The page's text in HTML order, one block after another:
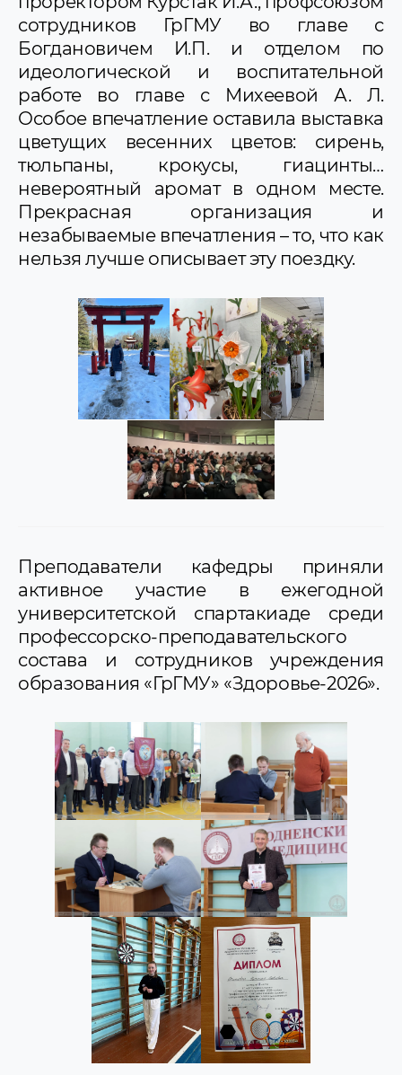
сотрудников ГрГМУ во главе с
Богдановичем И.П. и отделом по
идеологической и воспитательной
работе во главе с Михеевой А. Л.
Особое впечатление оставила выставка
цветущих весенних цветов: сирень,
тюльпаны, крокусы, гиацинты…
невероятный аромат в одном месте.
Прекрасная организация и
незабываемые впечатления – то, что как
нельзя лучше описывает эту поездку.
Преподаватели кафедры приняли
активное участие в ежегодной
университетской спартакиаде среди
профессорско-преподавательского
состава и сотрудников учреждения
образования «ГрГМУ» «Здоровье-2026».